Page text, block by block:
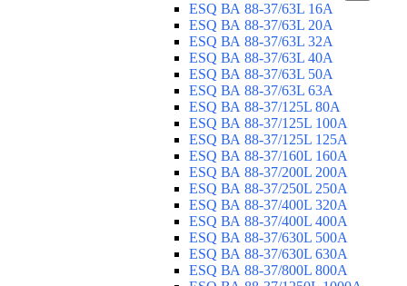
ESQ ВА 88-37/63L 16A
ESQ ВА 88-37/63L 20A
ESQ ВА 88-37/63L 32A
ESQ ВА 88-37/63L 40A
ESQ ВА 88-37/63L 50A
ESQ ВА 88-37/63L 63A
ESQ ВА 88-37/125L 80A
ESQ ВА 88-37/125L 100A
ESQ ВА 88-37/125L 125A
ESQ ВА 88-37/160L 160A
ESQ ВА 88-37/200L 200A
ESQ ВА 88-37/250L 250A
ESQ ВА 88-37/400L 320A
ESQ ВА 88-37/400L 400A
ESQ ВА 88-37/630L 500A
ESQ ВА 88-37/630L 630A
ESQ ВА 88-37/800L 800A